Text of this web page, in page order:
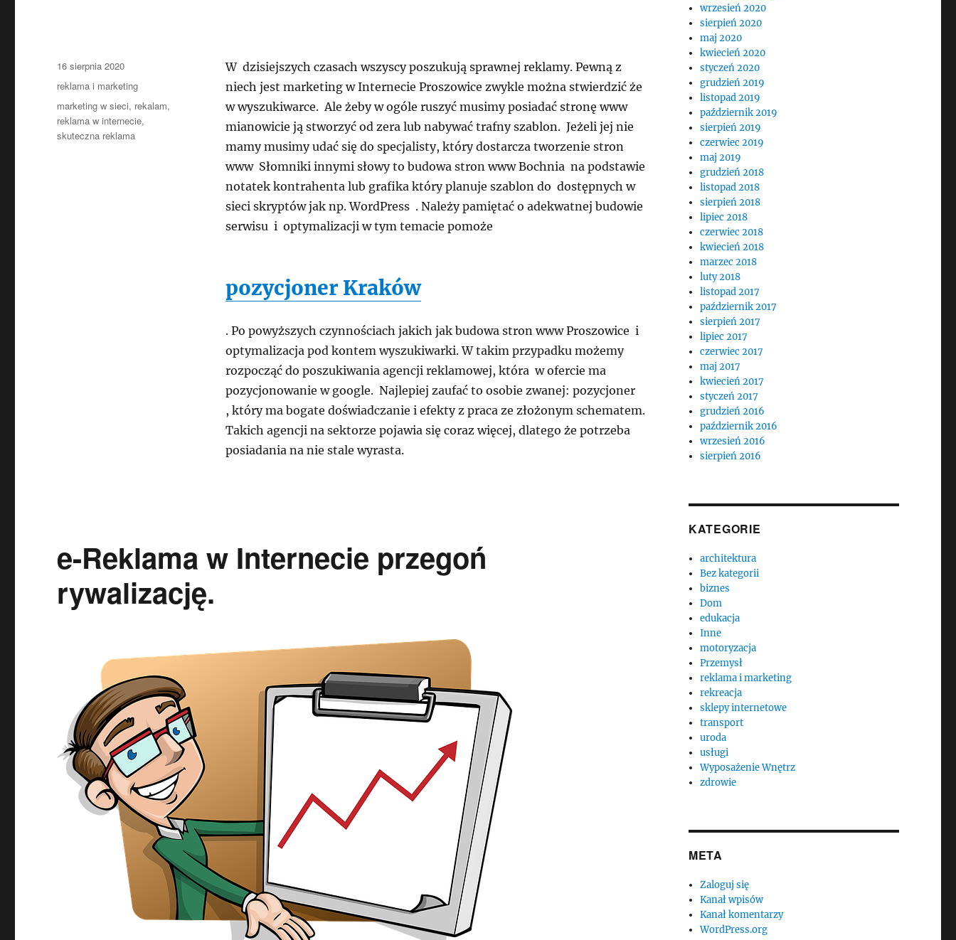
W dzisiejszych czasach wszyscy poszukują sprawnej reklamy. Pewną z
niech jest marketing w Internecie Proszowice zwykle można stwierdzić że
w wyszukiwarce. Ale żeby w ogóle ruszyć musimy posiadać stronę www
mianowicie ją stworzyć od zera lub nabywać trafny szablon. Jeżeli jej nie
mamy musimy udać się do specjalisty, który dostarcza tworzenie stron
www Słomniki innymi słowy to budowa stron www Bochnia na podstawie
notatek kontrahenta lub grafika który planuje szablon do dostępnych w
sieci skryptów jak np. WordPress . Należy pamiętać o adekwatnej budowie
serwisu i optymalizacji w tym temacie pomoże
pozycjoner Kraków
. Po powyższych czynnościach jakich jak budowa stron www Proszowice i
optymalizacja pod kontem wyszukiwarki. W takim przypadku możemy
rozpocząć do poszukiwania agencji reklamowej, która w ofercie ma
pozycjonowanie w google. Najlepiej zaufać to osobie zwanej: pozycjoner
, który ma bogate doświadczanie i efekty z praca ze złożonym schematem.
Takich agencji na sektorze pojawia się coraz więcej, dlatego że potrzeba
posiadania na nie stale wyrasta.
Data
publikacji
16 sierpnia 2020
Kategorie
reklama i marketing
Tagi
marketing w sieci, rekalam,
reklama w internecie,
skuteczna reklama
e-Reklama w Internecie przegoń
rywalizację.
wrzesień 2020
sierpień 2020
maj 2020
kwiecień 2020
styczeń 2020
grudzień 2019
listopad 2019
październik 2019
sierpień 2019
czerwiec 2019
maj 2019
grudzień 2018
listopad 2018
sierpień 2018
lipiec 2018
czerwiec 2018
kwiecień 2018
marzec 2018
luty 2018
listopad 2017
październik 2017
sierpień 2017
lipiec 2017
czerwiec 2017
maj 2017
kwiecień 2017
styczeń 2017
grudzień 2016
październik 2016
wrzesień 2016
sierpień 2016
KATEGORIE
architektura
Bez kategorii
biznes
Dom
edukacja
Inne
motoryzacja
Przemysł
reklama i marketing
rekreacja
sklepy internetowe
transport
uroda
usługi
Wyposażenie Wnętrz
zdrowie
META
Zaloguj się
Kanał wpisów
Kanał komentarzy
WordPress.org